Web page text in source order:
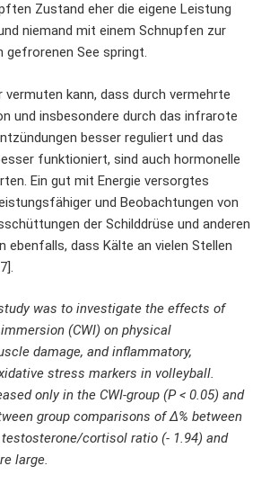
Zustand eher die eigene Leistung
niemand mit einem Schnupfen zur
gefrorenen See springt.
vermuten kann, dass durch vermehrte
und insbesondere durch das infrarote
besser reguliert und das
funktioniert, sind auch hormonelle
Ein gut mit Energie versorgtes
und Beobachtungen von
der Schilddrüse und anderen
ebenfalls, dass Kälte an vielen Stellen
was to investigate the effects of
(CWI) on physical
damage, and inflammatory,
stress markers in volleyball.
only in the CWI-group (P < 0.05) and
group comparisons of Δ% between
cortisol ratio (- 1.94) and
large.